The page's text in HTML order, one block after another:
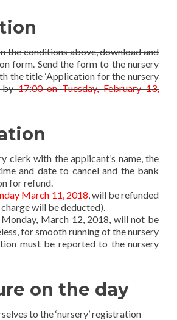
the conditions above, download and
form. Send the form to the nursery
the title ‘Application for the nursery
by17:00 on Tuesday, February 13,
clerk with the applicant’s name, the
and date to cancel and the bank
for refund.
March 11, 2018, will be refunded
will be deducted).
March 12, 2018, will not be
for smooth running of the nursery
must be reported to the nursery
on the day
to the ‘nursery’ registration